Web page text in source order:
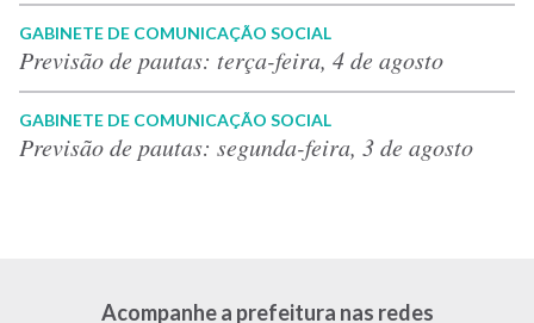
GABINETE DE COMUNICAÇÃO SOCIAL
Previsão de pautas: terça-feira, 4 de agosto
GABINETE DE COMUNICAÇÃO SOCIAL
Previsão de pautas: segunda-feira, 3 de agosto
Acompanhe a prefeitura nas redes